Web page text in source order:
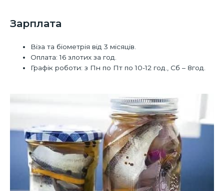
Зарплата
Віза та біометрія від 3 місяців.
Оплата: 16 злотих за год.
Графік роботи: з Пн по Пт по 10-12 год., Сб – 8год.